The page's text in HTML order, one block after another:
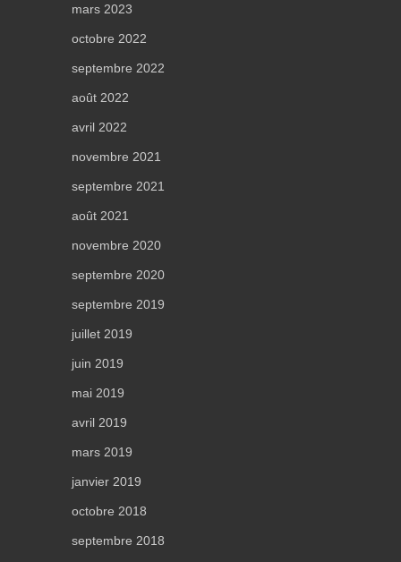
mars 2023
octobre 2022
septembre 2022
août 2022
avril 2022
novembre 2021
septembre 2021
août 2021
novembre 2020
septembre 2020
septembre 2019
juillet 2019
juin 2019
mai 2019
avril 2019
mars 2019
janvier 2019
octobre 2018
septembre 2018